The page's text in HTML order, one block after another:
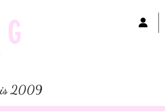
2009